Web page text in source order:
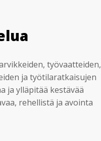
työvaatteiden,
ja työtilaratkaisujen
ja ylläpitää kestävää
rehellistä ja avointa